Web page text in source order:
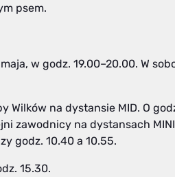
psem.
w godz. 19.00–20.00. W
Wilków na dystansie MID. O
zawodnicy na dystansach
godz. 10.40 a 10.55.
15.30.